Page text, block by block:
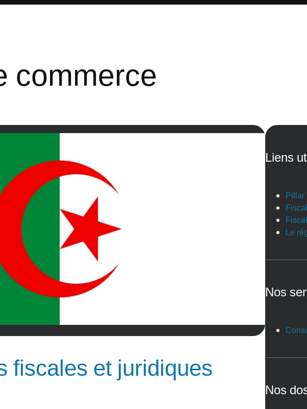
commerce
fiscales et juridiques
Liens
Pillar
Le
Nos
Nos